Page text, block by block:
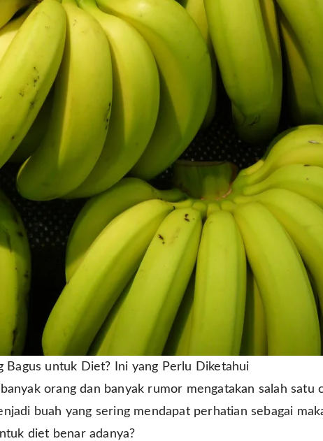
Bagus untuk Diet? Ini yang Perlu Diketahui
orang dan banyak rumor mengatakan salah satu
buah yang sering mendapat perhatian sebagai
diet benar adanya?